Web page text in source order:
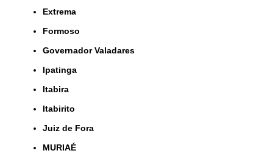
Extrema
Formoso
Governador Valadares
Ipatinga
Itabira
Itabirito
Juiz de Fora
MURIAÉ